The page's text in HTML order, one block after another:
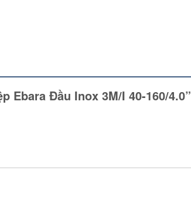
Ebara Đầu Inox 3M/I 40-160/4.0”